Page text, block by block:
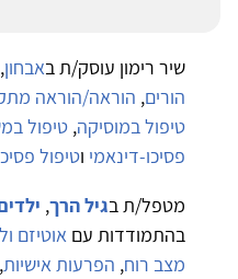
שיר רימון עוסק/ת באבחון,
הורים, הוראה/הוראה
טיפול במוסיקה, טיפול
פסיכו-דינאמי וטיפול
מטפל/ת בגיל הרך,
בהתמודדות עם אוטיזם
מצב רוח, הפרעות אישיות,